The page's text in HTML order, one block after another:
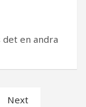
det en andra
Next